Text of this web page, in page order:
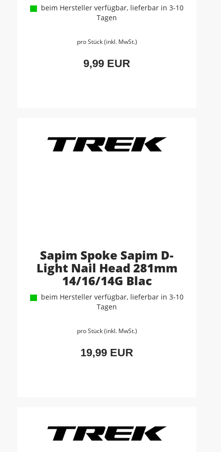
beim Hersteller verfügbar, lieferbar in 3-10
Tagen
pro Stück (inkl. MwSt.)
9,99 EUR
Sapim Spoke Sapim D-
Light Nail Head 281mm
14/16/14G Blac
beim Hersteller verfügbar, lieferbar in 3-10
Tagen
pro Stück (inkl. MwSt.)
19,99 EUR